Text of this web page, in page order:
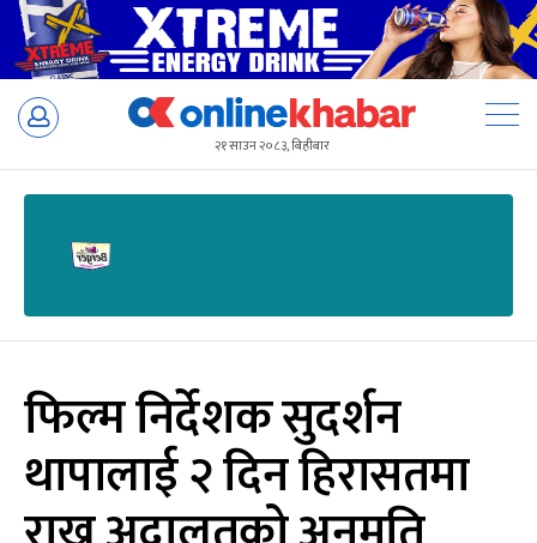
Skip
२१ साउन २०८३, बिहीबार
फिल्म निर्देशक सुदर्शन
थापालाई २ दिन हिरासतमा